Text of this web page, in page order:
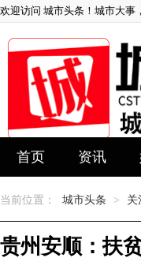
欢迎访问 城市头条！城市大事
首页 资讯
当前位置： 城市头条 > 关
贵州安顺：扶